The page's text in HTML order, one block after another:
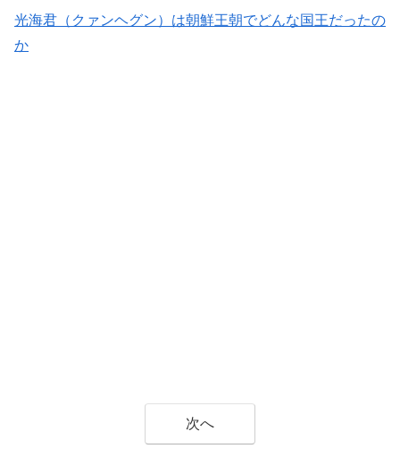
光海君（クァンヘグン）は朝鮮王朝でどんな国王だったの
か
次へ